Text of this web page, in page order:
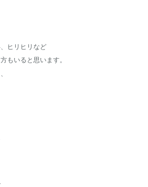
ヒリヒリなど
もいると思います。